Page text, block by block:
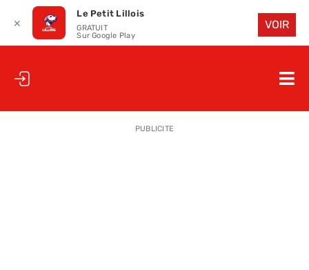
à
PUBLICITE
✕
Le Petit Lillois
GRATUIT
Sur Google Play
VOIR